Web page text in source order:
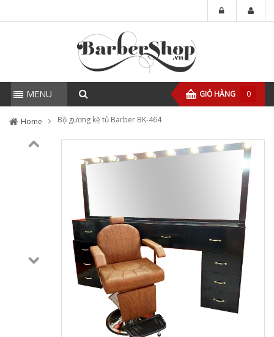
MENU GIỎ HÀNG 0
Home Bộ gương kệ tủ Barber BK-464